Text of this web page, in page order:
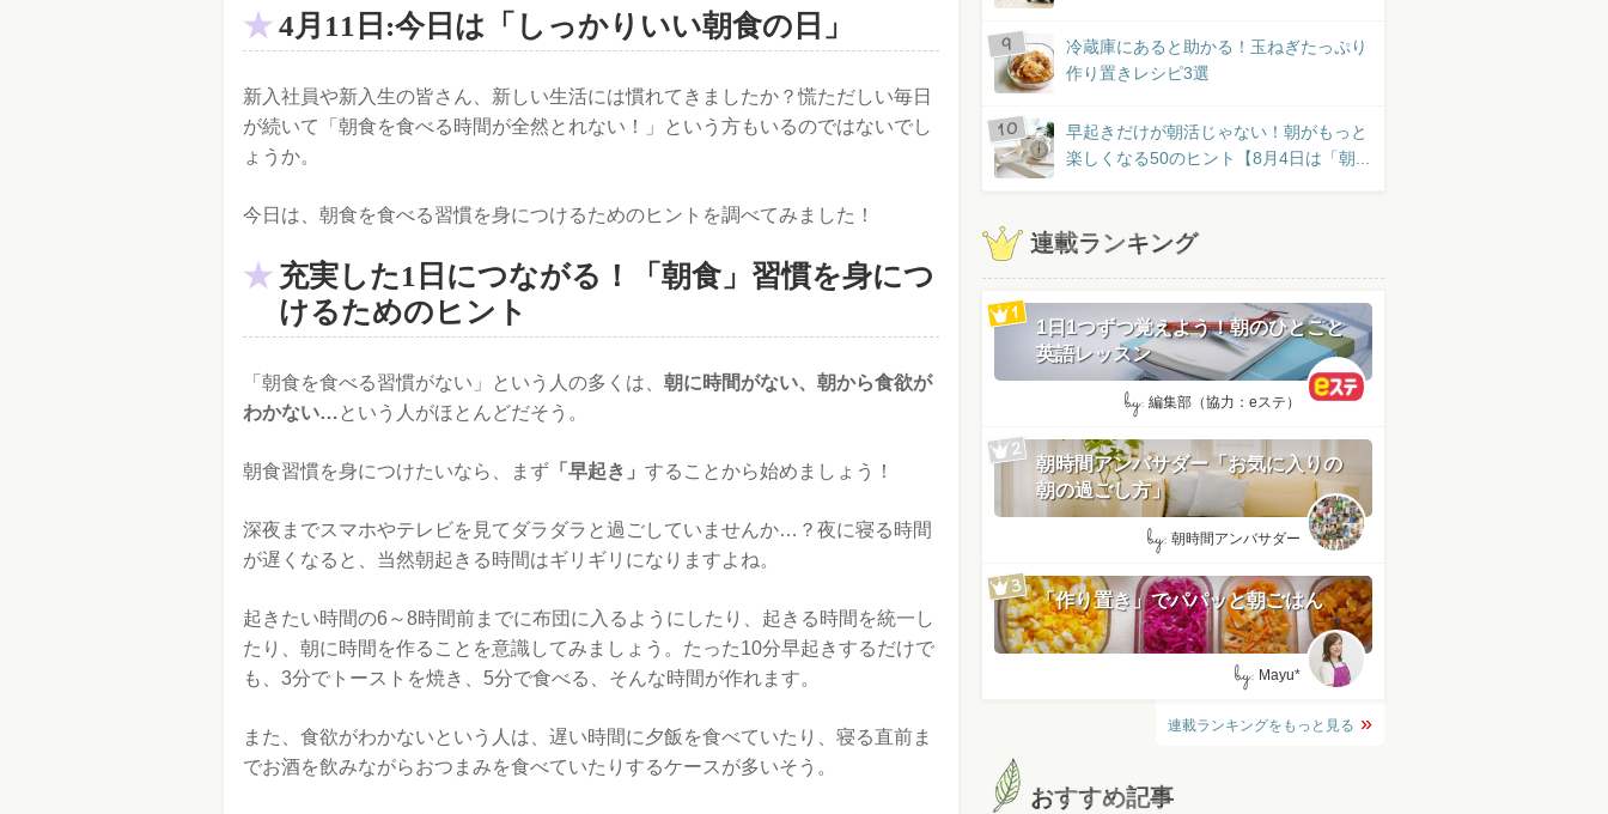
4月11日:今日は「しっかりいい朝食の日」
新入社員や新入生の皆さん、新しい生活には慣れてきましたか？慌ただしい毎日
が続いて「朝食を食べる時間が全然とれない！」という方もいるのではないでし
ょうか。
今日は、朝食を食べる習慣を身につけるためのヒントを調べてみました！
充実した1日につながる！「朝食」習慣を身につ
けるためのヒント
「朝食を食べる習慣がない」という人の多くは、 朝に時間がない、朝から食欲が
わかない… という人がほとんどだそう。
朝食習慣を身につけたいなら、まず 「早起き」 することから始めましょう！
深夜までスマホやテレビを見てダラダラと過ごしていませんか…？夜に寝る時間
が遅くなると、当然朝起きる時間はギリギリになりますよね。
起きたい時間の6～8時間前までに布団に入るようにしたり、起きる時間を統一し
たり、朝に時間を作ることを意識してみましょう。たった10分早起きするだけで
も、3分でトーストを焼き、5分で食べる、そんな時間が作れます。
また、食欲がわかないという人は、遅い時間に夕飯を食べていたり、寝る直前ま
でお酒を飲みながらおつまみを食べていたりするケースが多いそう。
冷蔵庫にあると助かる！玉ねぎたっぷり
作り置きレシピ3選
早起きだけが朝活じゃない！朝がもっと
楽しくなる50のヒント【8月4日は「朝...
連載ランキング
1日1つずつ覚えよう！朝のひとこと
英語レッスン
by: 編集部（協力：eステ）
朝時間アンバサダー「お気に入りの
朝の過ごし方」
by: 朝時間アンバサダー
「作り置き」でパパッと朝ごはん
by: Mayu*
連載ランキングをもっと見る
おすすめ記事